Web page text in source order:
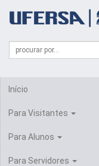
portal
UFERSA
Formulário
Busca
Campo
de
Início
Para Visitantes
Para Alunos
Para Servidores